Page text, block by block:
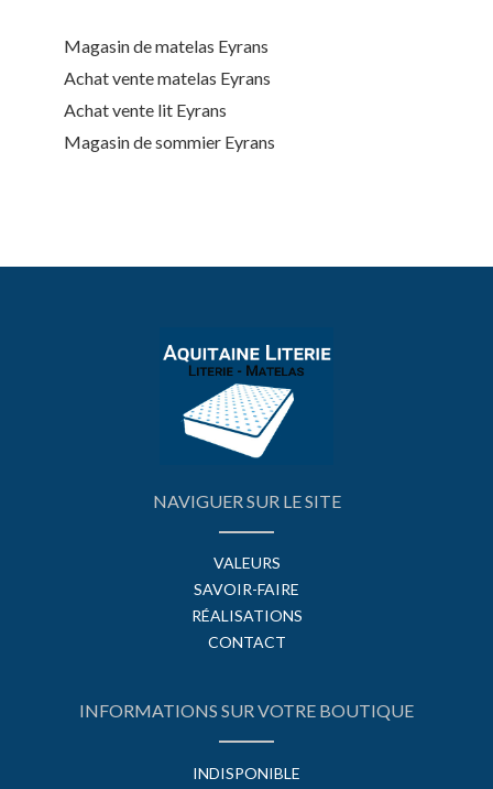
Magasin de matelas Eyrans
Achat vente matelas Eyrans
Achat vente lit Eyrans
Magasin de sommier Eyrans
NAVIGUER SUR LE SITE
VALEURS
SAVOIR-FAIRE
RÉALISATIONS
CONTACT
INFORMATIONS SUR VOTRE BOUTIQUE
INDISPONIBLE